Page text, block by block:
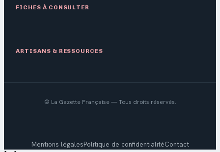
FICHES À CONSULTER
ARTISANS & RESSOURCES
© La Gazette Française— Tous droits réservés.
Mentions légalesPolitique de confidentialitéContact